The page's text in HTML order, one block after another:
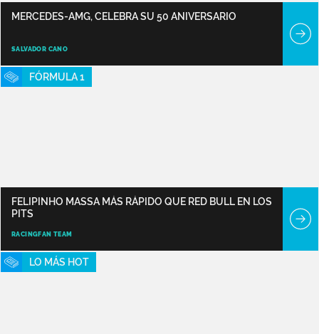
MERCEDES-AMG, CELEBRA SU 50 ANIVERSARIO
SALVADOR CANO
FÓRMULA 1
FELIPINHO MASSA MÁS RÁPIDO QUE RED BULL EN LOS
PITS
RACINGFAN TEAM
LO MÁS HOT